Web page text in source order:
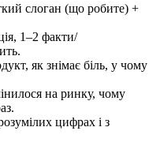
слоган (що робите) +
1–2 факти/
як знімає біль, у чому
на ринку, чому
цифрах і з